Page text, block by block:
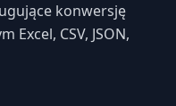
konwersję
CSV, JSON,